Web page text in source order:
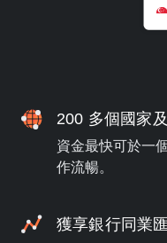
200 多個國家
資金最快可於一
作流暢。
獲享銀行同業